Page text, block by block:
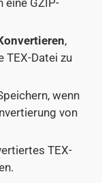
eine GZIP-
,
TEX-Datei zu
wenn
von
TEX-